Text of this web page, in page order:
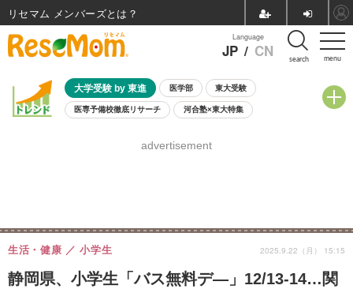
menu
Language
JP / CN search
大学受験 by 東進 医学部 東大受験
医専予備校徹底リサーチ 河合塾×東大特集
8月開催学校説明会・相談会
advertisement
静岡県、小学生「バス無料デ―」12/13-14…関
生活・健康 小学生 2025.9.22（月） 15:15
リセマム メンバーズ